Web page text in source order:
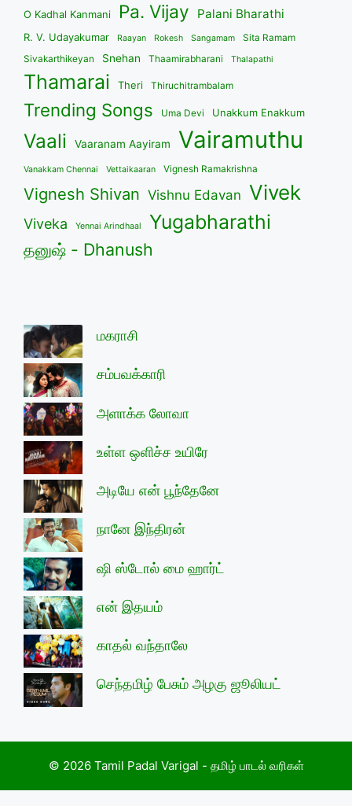
O Kadhal Kanmani Pa. Vijay Palani Bharathi
R. V. Udayakumar Raayan Rokesh Sangamam
Sita Ramam
Sivakarthikeyan
Snehan Thaamirabharani Thalapathi
Thamarai Theri Thiruchitrambalam
Trending Songs Uma Devi Unakkum Enakkum
Vaali Vaaranam Aayiram Vairamuthu
Vanakkam Chennai Vettaikaaran Vignesh Ramakrishna
Vignesh Shivan Vishnu Edavan Vivek
Viveka Yennai Arindhaal Yugabharathi
தனுஷ் - Dhanush
மகராசி
சம்பவக்காரி
அளாக்க லோவா
உள்ள ஒளிச்ச உயிரே
அடியே என் பூந்தேனே
நானே இந்திரன்
ஷி ஸ்டோல் மை ஹார்ட்
என் இதயம்
காதல் வந்தாலே
செந்தமிழ் பேசும் அழகு ஜூலியட்
© 2026 Tamil Padal Varigal - தமிழ் பாடல் வரிகள்